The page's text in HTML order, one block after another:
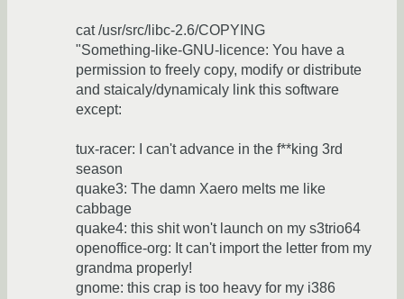
cat /usr/src/libc-2.6/COPYING
"Something-like-GNU-licence: You have a
permission to freely copy, modify or distribute
and staicaly/dynamicaly link this software
except:
tux-racer: I can't advance in the f**king 3rd
season
quake3: The damn Xaero melts me like
cabbage
quake4: this shit won't launch on my s3trio64
openoffice-org: It can't import the letter from my
grandma properly!
gnome: this crap is too heavy for my i386